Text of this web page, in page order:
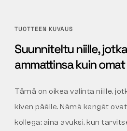
TUOTTEEN KUVAUS
Suunniteltu niille,
ammattinsa kuin
Tämä on oikea valinta niille,
kiven päälle. Nämä kengät
kollega: aina avuksi, kun